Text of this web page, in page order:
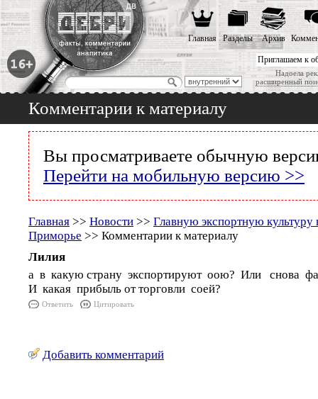
Приглашаем к
Надоела
расширенный
Главная Разделы Архив
Комментарии к материалу
Вы просматриваете обычную
Перейти на мобильную версию >>
Главная >> Новости >> Главную экспортную культуру
Приморье >> Комментарии к материалу
Лилия
а в какую страну экспортируют оою? Или снова
И какая прибыль от торговли соей?
Ответить Цитировать
Добавить комментарий